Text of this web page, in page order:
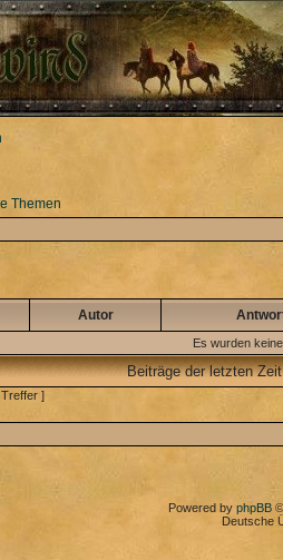
Themen
Autor
Es wurden
Beiträge der letzten
]
Powered by phpBB
Deutsche